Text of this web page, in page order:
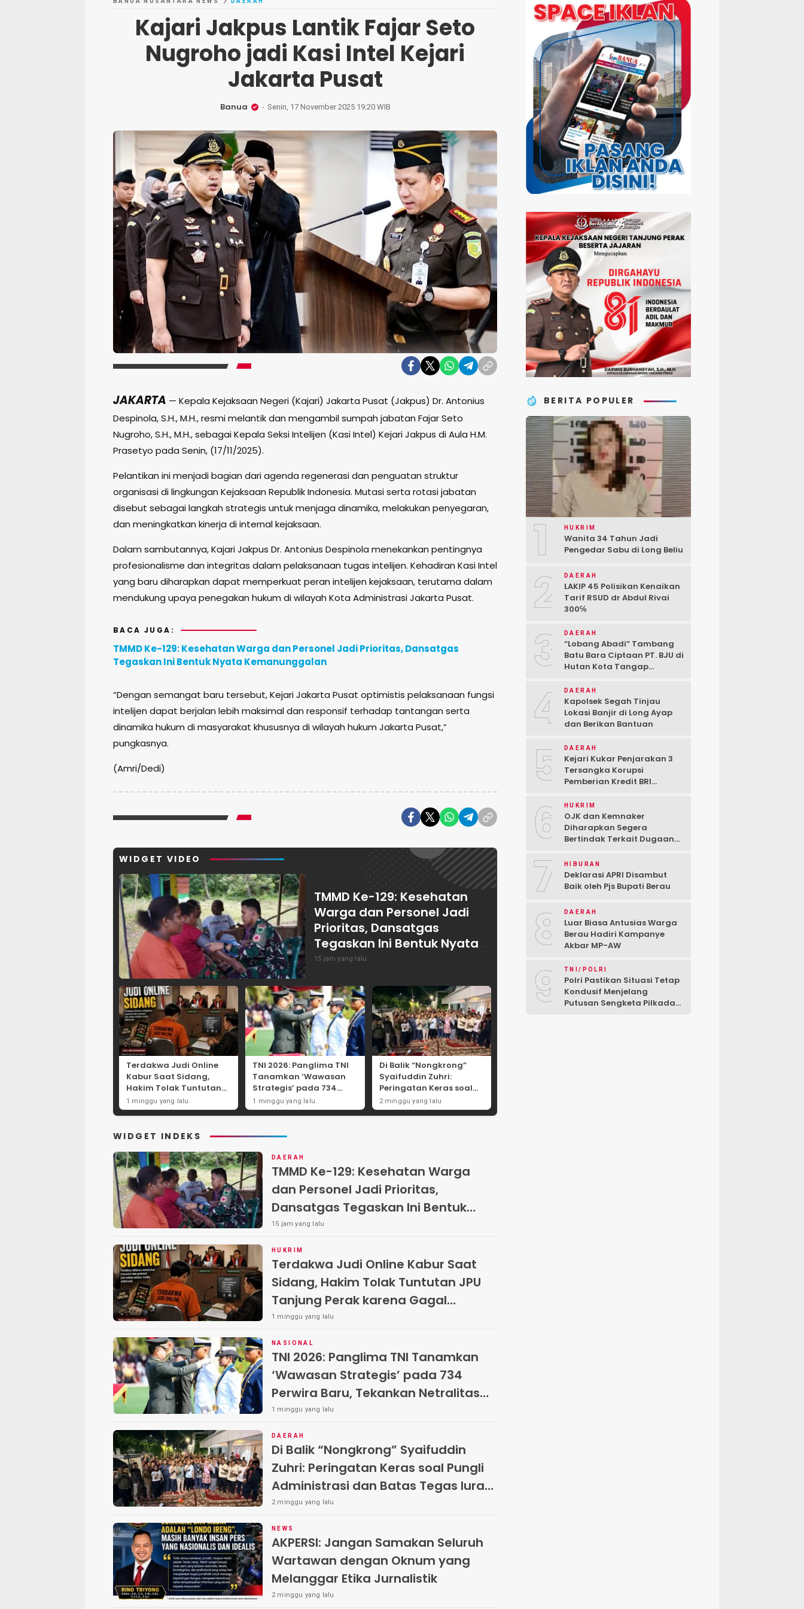
Kajari Jakpus Lantik Fajar Seto
Nugroho jadi Kasi Intel Kejari
Jakarta Pusat
Banua Senin, 17 November 2025 19:20 WIB
JAKARTA — Kepala Kejaksaan Negeri (Kajari) Jakarta Pusat (Jakpus) Dr. Antonius
Despinola, S.H., M.H., resmi melantik dan mengambil sumpah jabatan Fajar Seto
Nugroho, S.H., M.H., sebagai Kepala Seksi Intelijen (Kasi Intel) Kejari Jakpus di Aula H.M.
Prasetyo pada Senin, (17/11/2025).
Pelantikan ini menjadi bagian dari agenda regenerasi dan penguatan struktur
organisasi di lingkungan Kejaksaan Republik Indonesia. Mutasi serta rotasi jabatan
disebut sebagai langkah strategis untuk menjaga dinamika, melakukan penyegaran,
dan meningkatkan kinerja di internal kejaksaan.
Dalam sambutannya, Kajari Jakpus Dr. Antonius Despinola menekankan pentingnya
profesionalisme dan integritas dalam pelaksanaan tugas intelijen. Kehadiran Kasi Intel
yang baru diharapkan dapat memperkuat peran intelijen kejaksaan, terutama dalam
mendukung upaya penegakan hukum di wilayah Kota Administrasi Jakarta Pusat.
BACA JUGA:
TMMD Ke-129: Kesehatan Warga dan Personel Jadi Prioritas, Dansatgas
Tegaskan Ini Bentuk Nyata Kemanunggalan
“Dengan semangat baru tersebut, Kejari Jakarta Pusat optimistis pelaksanaan fungsi
intelijen dapat berjalan lebih maksimal dan responsif terhadap tantangan serta
dinamika hukum di masyarakat khususnya di wilayah hukum Jakarta Pusat,”
pungkasnya.
(Amri/Dedi)
WIDGET VIDEO
TMMD Ke-129: Kesehatan
Warga dan Personel Jadi
Prioritas, Dansatgas
Tegaskan Ini Bentuk Nyata
Kemanunggalan
15 jam yang lalu
Terdakwa Judi Online
Kabur Saat Sidang,
Hakim Tolak Tuntutan
JPU Tanjung Perak
karena Gagal Hadirkan
1 minggu yang lalu
TNI 2026: Panglima TNI
Tanamkan ‘Wawasan
Strategis’ pada 734
Perwira Baru, Tekankan
Netralitas dan
1 minggu yang lalu
Di Balik “Nongkrong”
Syaifuddin Zuhri:
Peringatan Keras soal
Pungli Administrasi dan
Batas Tegas Iuran
2 minggu yang lalu
WIDGET INDEKS
DAERAH
TMMD Ke-129: Kesehatan Warga
dan Personel Jadi Prioritas,
Dansatgas Tegaskan Ini Bentuk
Nyata Kemanunggalan
15 jam yang lalu
HUKRIM
Terdakwa Judi Online Kabur Saat
Sidang, Hakim Tolak Tuntutan JPU
Tanjung Perak karena Gagal
Hadirkan Hartono
1 minggu yang lalu
NASIONAL
TNI 2026: Panglima TNI Tanamkan
‘Wawasan Strategis’ pada 734
Perwira Baru, Tekankan Netralitas
dan Integritas Mutlak
1 minggu yang lalu
DAERAH
Di Balik “Nongkrong” Syaifuddin
Zuhri: Peringatan Keras soal Pungli
Administrasi dan Batas Tegas Iuran
Warga di Pakal-Benowo
2 minggu yang lalu
NEWS
AKPERSI: Jangan Samakan Seluruh
Wartawan dengan Oknum yang
Melanggar Etika Jurnalistik
2 minggu yang lalu
BERITA POPULER
1 HUKRIM
Wanita 34 Tahun Jadi
Pengedar Sabu di Long Beliu
2 DAERAH
LAKIP 45 Polisikan Kenaikan
Tarif RSUD dr Abdul Rivai
300℅
3 DAERAH
“Lobang Abadi” Tambang
Batu Bara Ciptaan PT. BJU di
Hutan Kota Tangap
4 DAERAH
Kapolsek Segah Tinjau
Lokasi Banjir di Long Ayap
dan Berikan Bantuan
5 DAERAH
Kejari Kukar Penjarakan 3
Tersangka Korupsi
Pemberian Kredit BRI
6 HUKRIM
OJK dan Kemnaker
Diharapkan Segera
Bertindak Terkait Dugaan
Sesuka Hati
7 HIBURAN
Deklarasi APRI Disambut
Baik oleh Pjs Bupati Berau
8 DAERAH
Luar Biasa Antusias Warga
Berau Hadiri Kampanye
Akbar MP-AW
9 TNI/POLRI
Polri Pastikan Situasi Tetap
Kondusif Menjelang
Putusan Sengketa Pilkada